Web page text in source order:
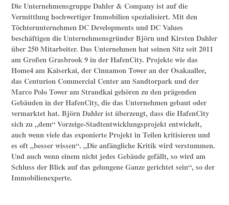
Die Unternehmensgruppe Dahler & Company ist auf die
Vermittlung hochwertiger Immobilien spezialisiert. Mit den
Töchterunternehmen DC Developments und DC Values
beschäftigen die Unternehmensgründer Björn und Kirsten Dahler
über 250 Mitarbeiter. Das Unternehmen hat seinen Sitz seit 2011
am Großen Grasbrook 9 in der HafenCity. Projekte wie das
Home4 am Kaiserkai, der Cinnamon Tower an der Osakaallee,
das Centurion Commercial Center am Sandtorpark und der
Marco Polo Tower am Strandkai gehören zu den prägenden
Gebäuden in der HafenCity, die das Unternehmen gebaut oder
vermarktet hat. Björn Dahler ist überzeugt, dass die HafenCity
sich zu „dem“ Vorzeige-Stadtentwicklungsprojekt entwickelt,
auch wenn viele das exponierte Projekt in Teilen kritisieren und
es oft „besser wissen“. „Die anfängliche Kritik wird verstummen.
Und auch wenn einem nicht jedes Gebäude gefällt, so wird am
Schluss der Blick auf das gelungene Ganze gerichtet sein“, so der
Immobilienexperte.